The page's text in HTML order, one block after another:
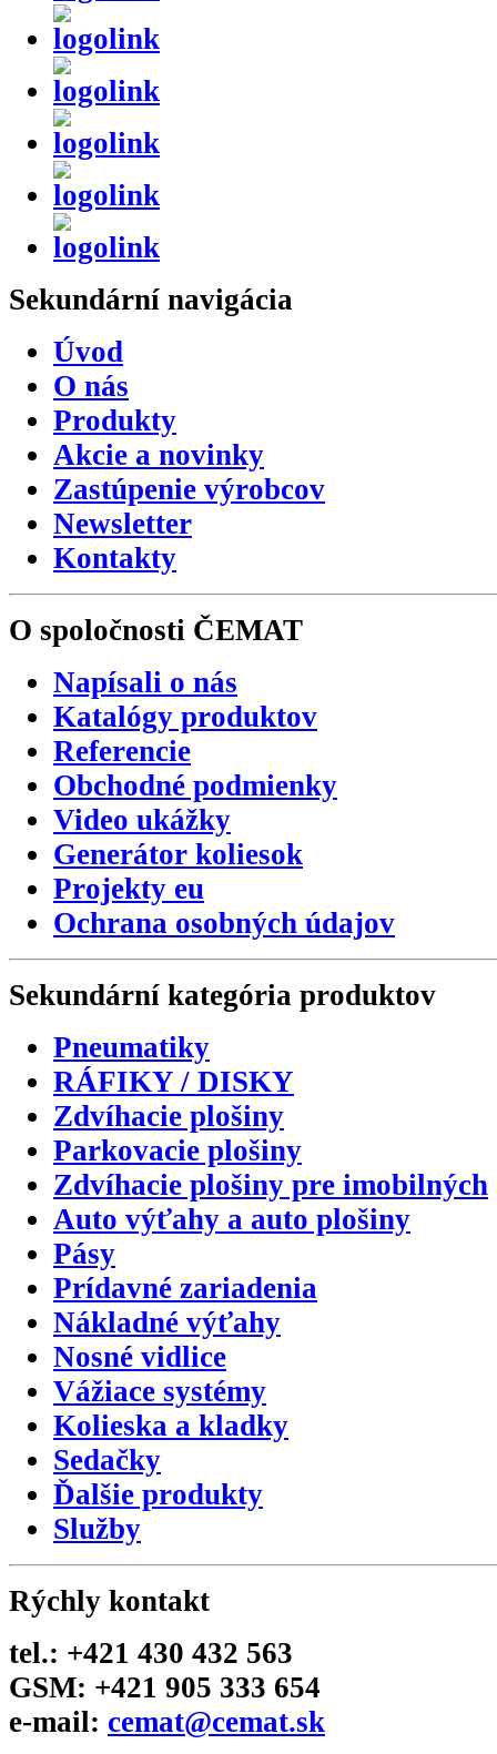
Sekundární navigácia
Úvod
O nás
Produkty
Akcie a novinky
Zastúpenie výrobcov
Newsletter
Kontakty
O spoločnosti ČEMAT
Napísali o nás
Katalógy produktov
Referencie
Obchodné podmienky
Video ukážky
Generátor koliesok
Projekty eu
Ochrana osobných údajov
Sekundární kategória produktov
Pneumatiky
RÁFIKY / DISKY
Zdvíhacie plošiny
Parkovacie plošiny
Zdvíhacie plošiny pre imobilných
Auto výťahy a auto plošiny
Pásy
Prídavné zariadenia
Nákladné výťahy
Nosné vidlice
Vážiace systémy
Kolieska a kladky
Sedačky
Ďalšie produkty
Služby
Rýchly kontakt
tel.: +421 430 432 563
GSM: +421 905 333 654
e-mail: cemat@cemat.sk